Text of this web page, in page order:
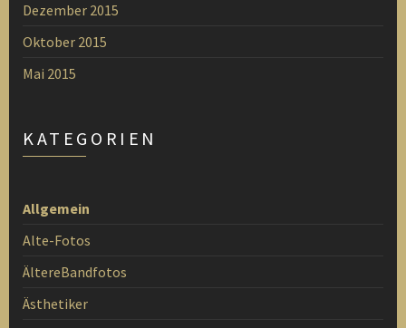
Dezember 2015
Oktober 2015
Mai 2015
KATEGORIEN
Allgemein
Alte-Fotos
ÄltereBandfotos
Ästhetiker